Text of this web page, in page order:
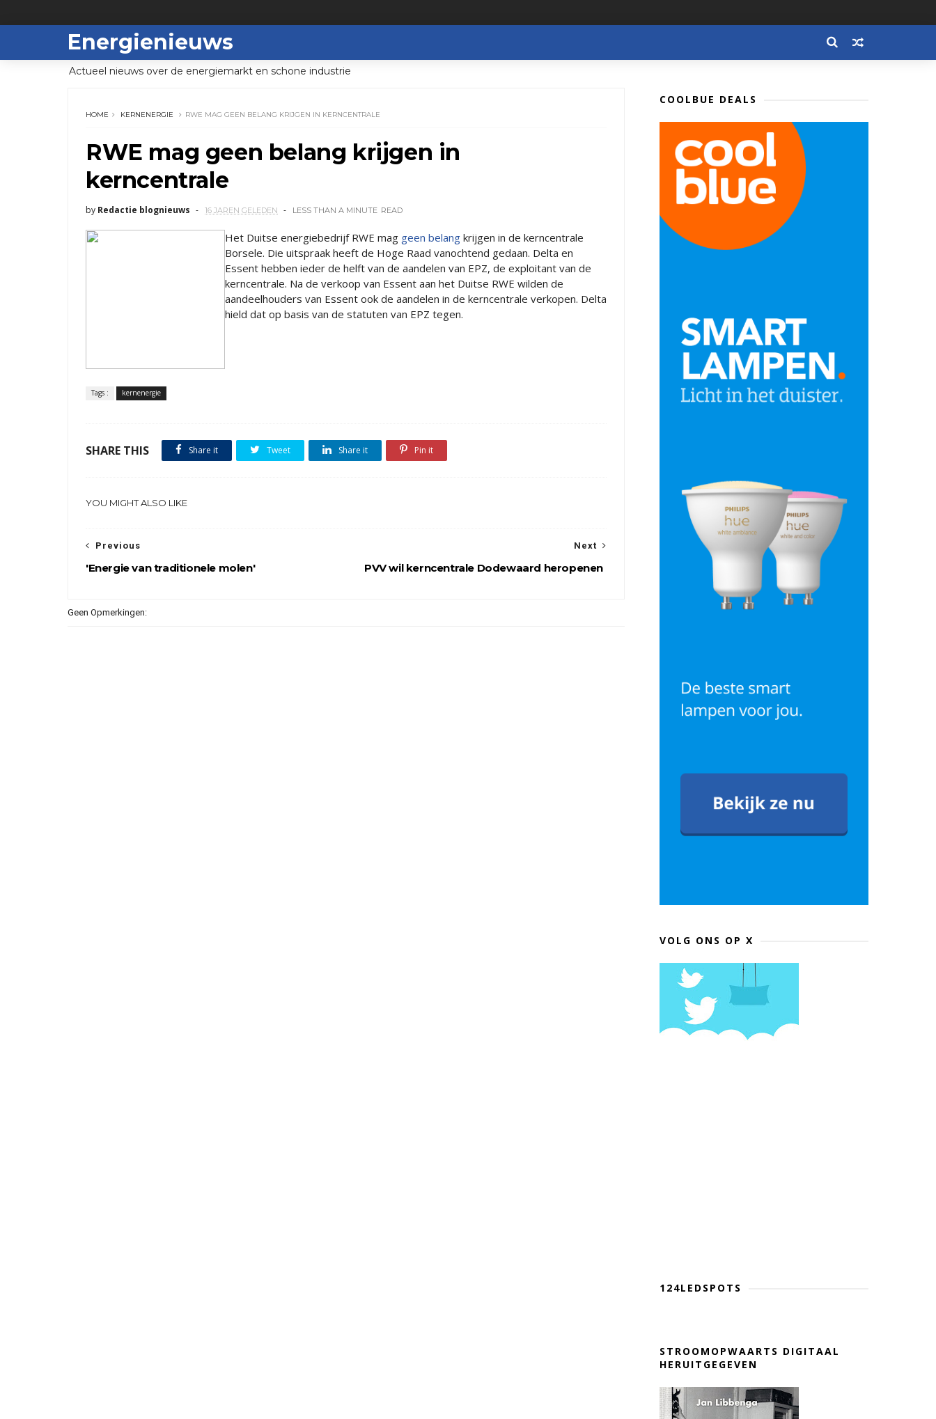
Energienieuws
Actueel nieuws over de energiemarkt en schone industrie
HOME KERNENERGIE RWE MAG GEEN BELANG KRIJGEN IN KERNCENTRALE
RWE mag geen belang krijgen in
kerncentrale
by Redactie blognieuws 16 JAREN GELEDEN LESS THAN A MINUTE READ
Het Duitse energiebedrijf RWE mag geen belang krijgen in de kerncentrale
Borsele. Die uitspraak heeft de Hoge Raad vanochtend gedaan. Delta en
Essent hebben ieder de helft van de aandelen van EPZ, de exploitant van de
kerncentrale. Na de verkoop van Essent aan het Duitse RWE wilden de
aandeelhouders van Essent ook de aandelen in de kerncentrale verkopen. Delta
hield dat op basis van de statuten van EPZ tegen.
Tags : kernenergie
SHARE THIS Share it Tweet Share it Pin it
YOU MIGHT ALSO LIKE
Next
PVV wil kerncentrale Dodewaard heropenen
Previous
'Energie van traditionele molen'
Geen Opmerkingen:
COOLBUE DEALS
VOLG ONS OP X
124LEDSPOTS
STROOMOPWAARTS DIGITAAL
HERUITGEGEVEN